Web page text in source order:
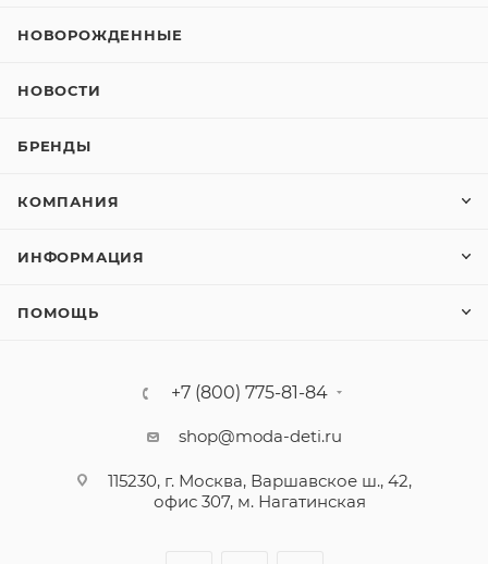
НОВОРОЖДЕННЫЕ
НОВОСТИ
БРЕНДЫ
КОМПАНИЯ
ИНФОРМАЦИЯ
ПОМОЩЬ
+7 (800) 775-81-84
shop@moda-deti.ru
115230, г. Москва, Варшавское ш., 42,
офис 307, м. Нагатинская